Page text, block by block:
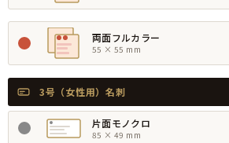
両面フルカラー
55 × 55 mm
3号（女性用）名刺
片面モノクロ
85 × 49 mm